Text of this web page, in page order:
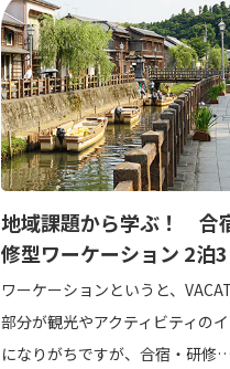
地域課題から学ぶ！ 合
修型ワーケーション 2泊
ワーケーションというと、
部分が観光やアクティビティの
になりがちですが、合宿・研修